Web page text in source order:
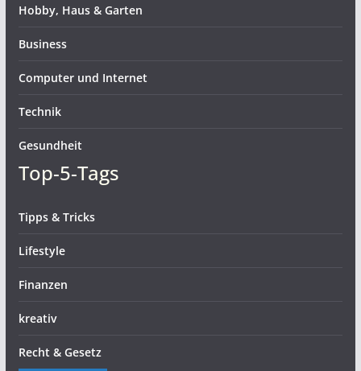
Hobby, Haus & Garten
Business
Computer und Internet
Technik
Gesundheit
Top-5-Tags
Tipps & Tricks
Lifestyle
Finanzen
kreativ
Recht & Gesetz